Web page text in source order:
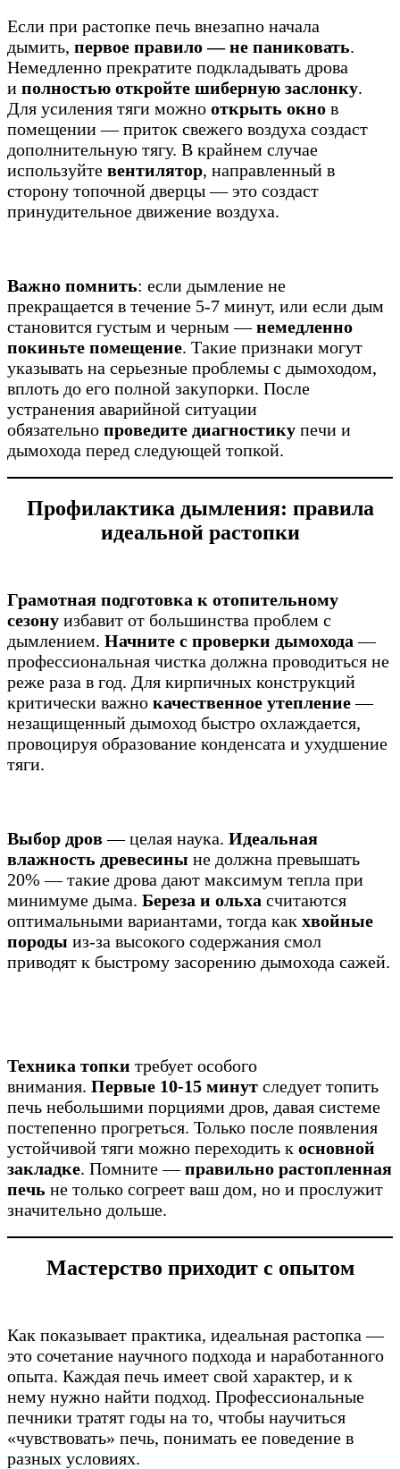
Если при растопке печь внезапно начала
дымить, первое правило — не паниковать.
Немедленно прекратите подкладывать дрова
и полностью откройте шиберную заслонку.
Для усиления тяги можно открыть окно в
помещении — приток свежего воздуха создаст
дополнительную тягу. В крайнем случае
используйте вентилятор, направленный в
сторону топочной дверцы — это создаст
принудительное движение воздуха.
Важно помнить: если дымление не
прекращается в течение 5-7 минут, или если дым
становится густым и черным —немедленно
покиньте помещение. Такие признаки могут
указывать на серьезные проблемы с дымоходом,
вплоть до его полной закупорки. После
устранения аварийной ситуации
обязательно проведите диагностику печи и
дымохода перед следующей топкой.
Профилактика дымления: правила
идеальной растопки
Грамотная подготовка к отопительному
сезону избавит от большинства проблем с
дымлением. Начните с проверки дымохода —
профессиональная чистка должна проводиться не
реже раза в год. Для кирпичных конструкций
критически важно качественное утепление—
незащищенный дымоход быстро охлаждается,
провоцируя образование конденсата и ухудшение
тяги.
Выбор дров— целая наука. Идеальная
влажность древесины не должна превышать
20% — такие дрова дают максимум тепла при
минимуме дыма. Береза и ольха считаются
оптимальными вариантами, тогда как хвойные
породы из-за высокого содержания смол
приводят к быстрому засорению дымохода сажей.
Техника топки требует особого
внимания. Первые 10-15 минут следует топить
печь небольшими порциями дров, давая системе
постепенно прогреться. Только после появления
устойчивой тяги можно переходить к основной
закладке. Помните —правильно растопленная
печь не только согреет ваш дом, но и прослужит
значительно дольше.
Мастерство приходит с опытом
Как показывает практика, идеальная растопка —
это сочетание научного подхода и наработанного
опыта. Каждая печь имеет свой характер, и к
нему нужно найти подход. Профессиональные
печники тратят годы на то, чтобы научиться
«чувствовать» печь, понимать ее поведение в
разных условиях.